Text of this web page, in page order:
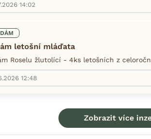
14:02
letošní mláďata
Roselu žlutolící - 4ks letošních z
12:48
Zobrazit více